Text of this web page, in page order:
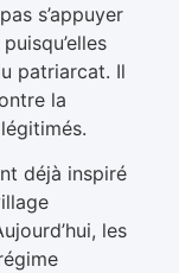
s’appuyer
patriarcat. Il
la
déjà inspiré
les